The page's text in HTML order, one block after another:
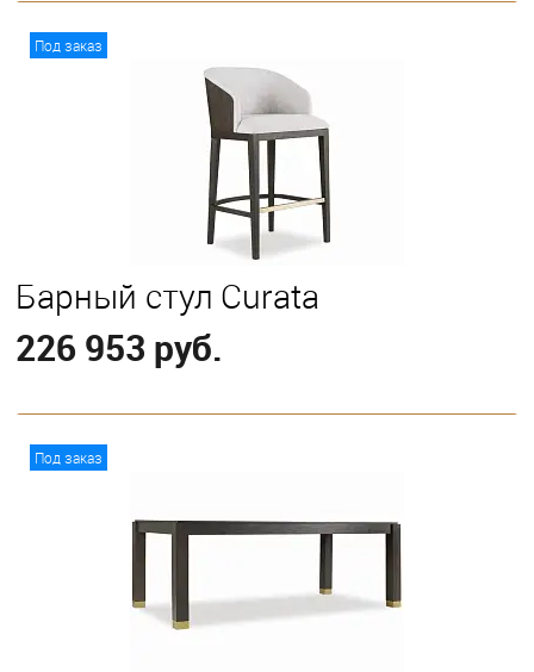
Под заказ
Барный стул Curata
226 953 руб.
Под заказ